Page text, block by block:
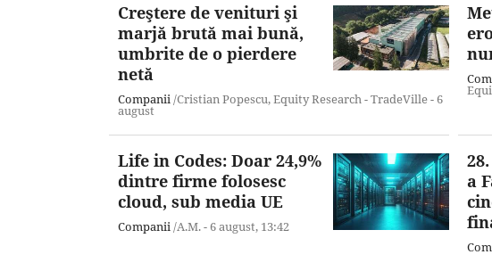
Creştere de venituri şi
marjă brută mai bună,
umbrite de o pierdere
netă
Companii/Cristian Popescu, Equity Research - TradeVille -6
august
Life in Codes: Doar 24,9%
dintre firme folosesc
cloud, sub media UE
Companii/A.M. -6 august, 13:42
a